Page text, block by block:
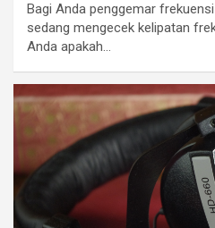
Bagi Anda penggemar
sedang mengecek kelipatan
Anda apakah…